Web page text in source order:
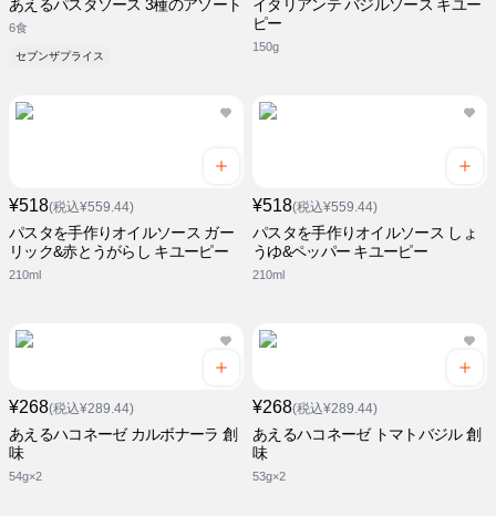
あえるパスタソース 3種のアソート
6食
セブンザプライス
イタリアンテ バジルソース キユー
ピー
150g
¥518(税込¥559.44)
パスタを手作りオイルソース ガー
リック&赤とうがらし キユーピー
210ml
¥518(税込¥559.44)
パスタを手作りオイルソース しょ
うゆ&ペッパー キユーピー
210ml
¥268(税込¥289.44)
あえるハコネーゼ カルボナーラ 創
味
54g×2
¥268(税込¥289.44)
あえるハコネーゼ トマトバジル 創
味
53g×2